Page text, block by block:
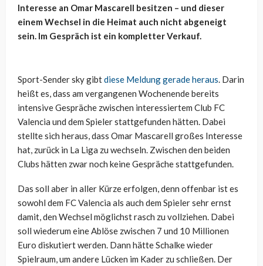
Interesse an Omar Mascarell besitzen – und dieser
einem Wechsel in die Heimat auch nicht abgeneigt
sein. Im Gespräch ist ein kompletter Verkauf.
Sport-Sender sky gibtdiese Meldung gerade heraus. Darin
heißt es, dass am vergangenen Wochenende bereits
intensive Gespräche zwischen interessiertem Club FC
Valencia und dem Spieler stattgefunden hätten. Dabei
stellte sich heraus, dass Omar Mascarell großes Interesse
hat, zurück in La Liga zu wechseln. Zwischen den beiden
Clubs hätten zwar noch keine Gespräche stattgefunden.
Das soll aber in aller Kürze erfolgen, denn offenbar ist es
sowohl dem FC Valencia als auch dem Spieler sehr ernst
damit, den Wechsel möglichst rasch zu vollziehen. Dabei
soll wiederum eine Ablöse zwischen 7 und 10 Millionen
Euro diskutiert werden. Dann hätte Schalke wieder
Spielraum, um andere Lücken im Kader zu schließen. Der